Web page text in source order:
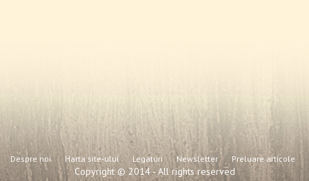
Despre noi Harta site-ului Legaturi Newsletter Preluare articole
Copyright © 2014 - All rights reserved